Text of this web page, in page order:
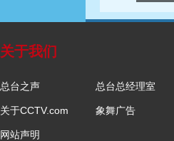
关于我们
总台之声 总台总经理室
关于CCTV.com 象舞广告
网站声明